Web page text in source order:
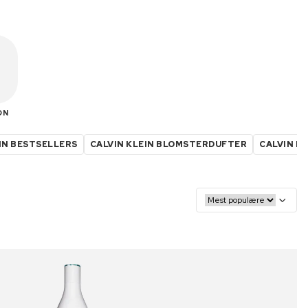
BESTSELLERS CALVIN KLEIN BLOMSTERDUFTER CALVIN